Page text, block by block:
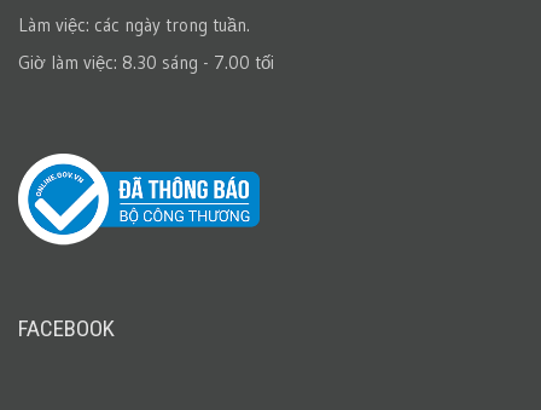
Làm việc: các ngày trong tuần.
Giờ làm việc: 8.30 sáng - 7.00 tối
FACEBOOK